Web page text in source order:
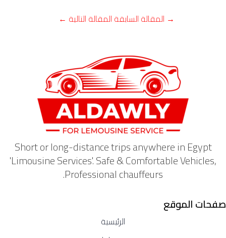
→ المقالة السابقة المقالة التالية ←
Short or long-distance trips anywhere in Egypt
'Limousine Services'. Safe & Comfortable Vehicles,
Professional chauffeurs.
صفحات الموقع
الرئيسية